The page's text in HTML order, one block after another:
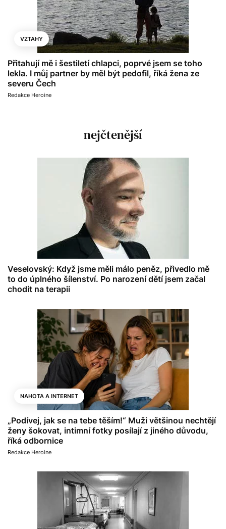
VZTAHY
Přitahují mě i šestiletí chlapci, poprvé jsem se toho
lekla. I můj partner by měl být pedofil, říká žena ze
severu Čech
Redakce Heroine
nejčtenější
Veselovský: Když jsme měli málo peněz, přivedlo mě
to do úplného šílenství. Po narození dětí jsem začal
chodit na terapii
NAHOTA A INTERNET
„Podívej, jak se na tebe těším!“ Muži většinou nechtějí
ženy šokovat, intimní fotky posílají z jiného důvodu,
říká odbornice
Redakce Heroine